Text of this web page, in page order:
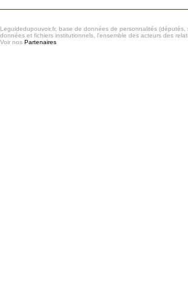
Leguidedupouvoir.fr, base de données de personnalités
données et fichiers institutionnels, l'ensemble des acteurs des
Voir nos Partenaires